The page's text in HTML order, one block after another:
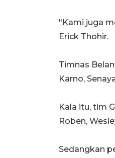
"Kami juga
Erick Thohir.
Timnas
Karno,
Kala itu, tim
Roben,
Sedangkan